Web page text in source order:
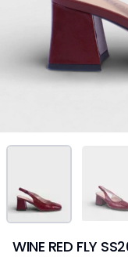
WINE RED FLY